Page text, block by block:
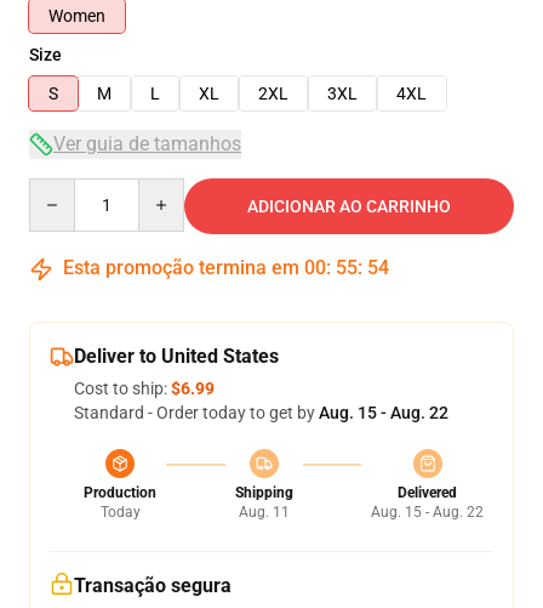
Women
Size
S
M L XL 2XL 3XL 4XL
Ver guia de tamanhos
ADICIONAR AO CARRINHO
Esta promoção termina em 00: 55: 54
Deliver to United States
Cost to ship:$6.99
Standard - Order today to get byAug. 15 - Aug. 22
Production
Today
Shipping
Aug. 11
Delivered
Aug. 15 - Aug. 22
Transação segura